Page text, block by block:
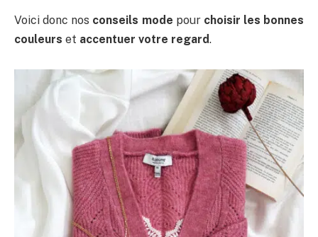
Voici donc nos conseils mode pour choisir les bonnes
couleurs et accentuer votre regard.